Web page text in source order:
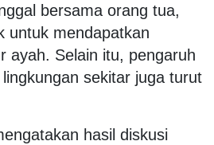
bersama orang tua,
untuk mendapatkan
ayah. Selain itu, pengaruh
sekitar juga turut
hasil diskusi